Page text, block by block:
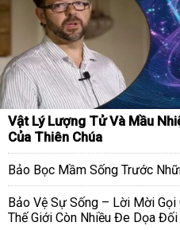
Vật Lý Lượng Tử Và Mầu
Của Thiên Chúa
Bảo Bọc Mầm Sống Trước
Bảo Vệ Sự Sống – Lời Mời
Thế Giới Còn Nhiều Đe Dọa